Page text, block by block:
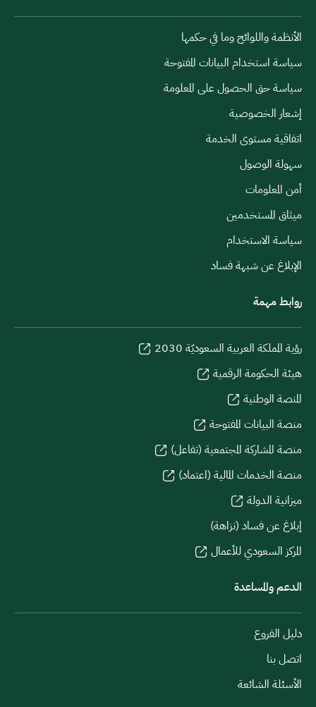
الأنظمة واللوائح وما في حكمها
سياسة استخدام البيانات المفتوحة
سياسة حق الحصول على المعلومة
إشعار الخصوصية
اتفاقية مستوى الخدمة
سهولة الوصول
أمن المعلومات
ميثاق المستخدمين
سياسة الاستخدام
الإبلاغ عن شبهة فساد
روابط مهمة
رؤية المملكة العربية السعوديّة 2030
هيئة الحكومة الرقمية
المنصة الوطنية
منصة البيانات المفتوحة
منصة المشاركة المجتمعية (تفاعل)
منصة الخدمات المالية (اعتماد)
ميزانية الدولة
إبلاغ عن فساد (نزاهة)
المركز السعودي للأعمال
الدعم والمساعدة
دليل الفروع
اتصل بنا
الأسئلة الشائعة